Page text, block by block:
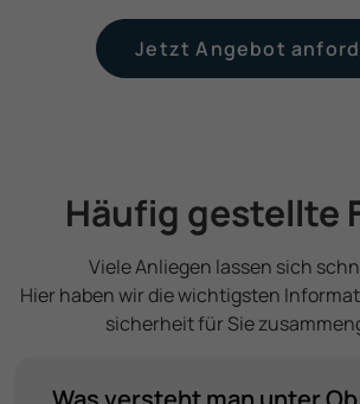
Jetzt Angebot
Häufig gestellte
Viele Anliegen lassen sich
Hier haben wir die wichtigsten
sicherheit für Sie